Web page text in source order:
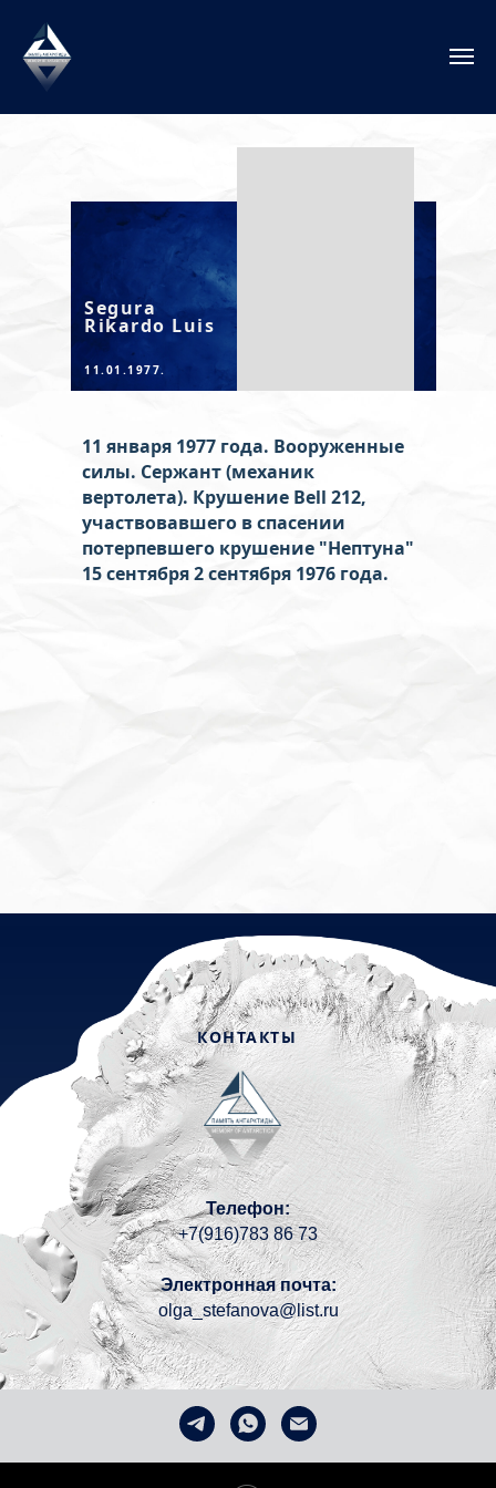
Segura
Rikardo Luis
11.01.1977.
11 января 1977 года. Вооруженные
силы. Сержант (механик
вертолета). Крушение Bell 212,
участвовавшего в спасении
потерпевшего крушение "Нептуна"
15 сентября 2 сентября 1976 года.
КОНТАКТЫ
Телефон:
+7(916)783 86 73
Электронная почта:
olga_stefanova@list.ru